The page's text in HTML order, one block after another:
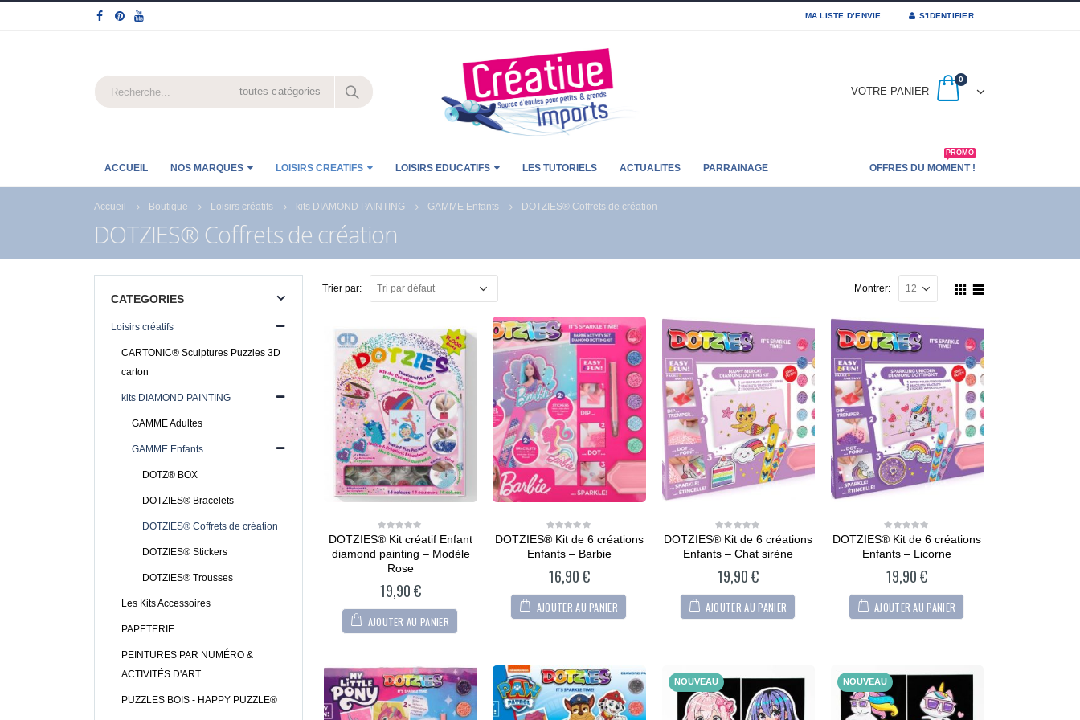
MA LISTE D’ENVIE S'IDENTIFIER
toutes catégories VOTRE PANIER
0
ACCUEIL NOS MARQUES LOISIRS CREATIFS LOISIRS EDUCATIFS LES TUTORIELS ACTUALITES PARRAINAGE OFFRES DU MOMENT !
PROMO
Accueil Boutique Loisirs créatifs kits DIAMOND PAINTING GAMME Enfants DOTZIES® Coffrets de création
DOTZIES® Coffrets de création
Trier par: Montrer:
0
of
DOTZIES® Kit créatif Enfant
diamond painting – Modèle
Rose
19,90€
AJOUTER AU PANIER
0
of
DOTZIES® Kit de 6 créations
Enfants – Barbie
16,90€
AJOUTER AU PANIER
0
of
DOTZIES® Kit de 6 créations
Enfants – Chat sirène
19,90€
AJOUTER AU PANIER
0
of
DOTZIES® Kit de 6 créations
Enfants – Licorne
19,90€
AJOUTER AU PANIER
NOUVEAU NOUVEAU
CATEGORIES
Loisirs créatifs
CARTONIC® Sculptures Puzzles 3D
carton
kits DIAMOND PAINTING
GAMME Adultes
GAMME Enfants
DOTZ® BOX
DOTZIES® Bracelets
DOTZIES® Coffrets de création
DOTZIES® Stickers
DOTZIES® Trousses
Les Kits Accessoires
PAPETERIE
PEINTURES PAR NUMÉRO &
ACTIVITÉS D'ART
PUZZLES BOIS - HAPPY PUZZLE®
Modèle Chien
Modèle Chien
0
36,90€
Maltipoo
0
out
36,90€